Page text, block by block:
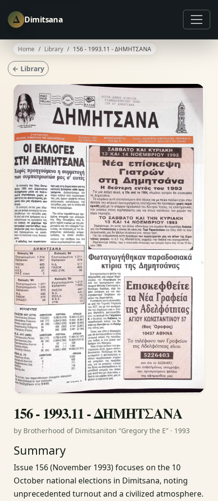
Δ Dimitsana
Home Library 156 - 1993.11 - ΔΗΜΗΤΣΑΝΑ
← Library
156 - 1993.11 - ΔΗΜΗΤΣΑΝΑ
by Brotherhood of Dimitsaniton “Gregory the E” · 1993
Summary
Issue 156 (November 1993) focuses on the 10
October national elections in Dimitsana, noting
unprecedented turnout and a civilized atmosphere.